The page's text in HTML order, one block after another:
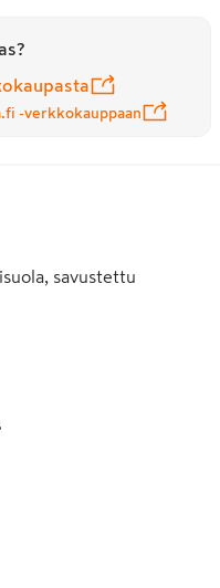
-verkkokauppaan
savustettu